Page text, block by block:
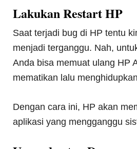
Lakukan Restart HP
Saat terjadi bug di HP tentu
menjadi terganggu. Nah,
Anda bisa memuat ulang HP
mematikan lalu
Dengan cara ini, HP akan
aplikasi yang mengganggu